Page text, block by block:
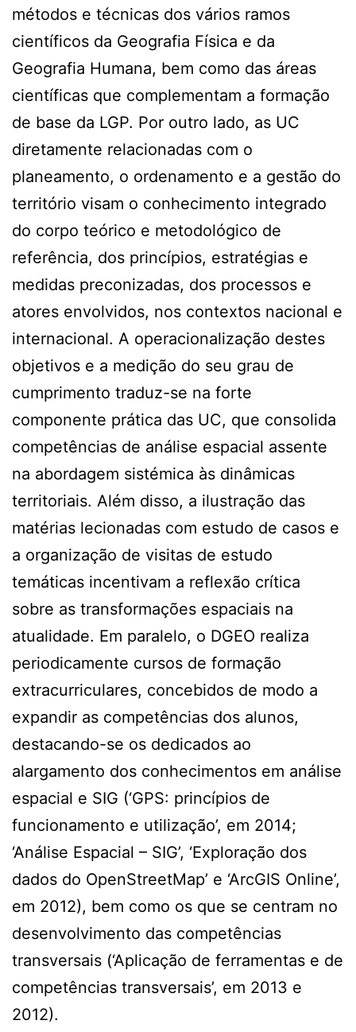
métodos e técnicas dos vários ramos
científicos da Geografia Física e da
Geografia Humana, bem como das áreas
científicas que complementam a formação
de base da LGP. Por outro lado, as UC
diretamente relacionadas com o
planeamento, o ordenamento e a gestão do
território visam o conhecimento integrado
do corpo teórico e metodológico de
referência, dos princípios, estratégias e
medidas preconizadas, dos processos e
atores envolvidos, nos contextos nacional e
internacional. A operacionalização destes
objetivos e a medição do seu grau de
cumprimento traduz-se na forte
componente prática das UC, que consolida
competências de análise espacial assente
na abordagem sistémica às dinâmicas
territoriais. Além disso, a ilustração das
matérias lecionadas com estudo de casos e
a organização de visitas de estudo
temáticas incentivam a reflexão crítica
sobre as transformações espaciais na
atualidade. Em paralelo, o DGEO realiza
periodicamente cursos de formação
extracurriculares, concebidos de modo a
expandir as competências dos alunos,
destacando-se os dedicados ao
alargamento dos conhecimentos em análise
espacial e SIG (‘GPS: princípios de
funcionamento e utilização’, em 2014;
‘Análise Espacial – SIG’, ‘Exploração dos
dados do OpenStreetMap’ e ‘ArcGIS Online’,
em 2012), bem como os que se centram no
desenvolvimento das competências
transversais (‘Aplicação de ferramentas e de
competências transversais’, em 2013 e
2012).